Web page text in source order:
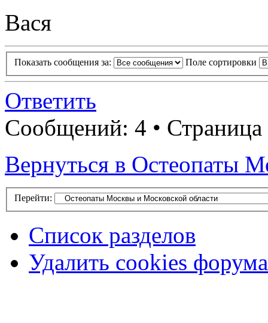
Вася
Показать сообщения за: Поле сортировки
Ответить
Сообщений: 4 • Страница
Вернуться в Остеопаты
Перейти:
Список разделов
Удалить cookies форума